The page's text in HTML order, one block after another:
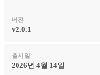
버전
v2.0.1
출시일
2026년 4월 14일